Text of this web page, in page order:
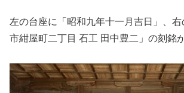
左の台座に「昭和九年十一月吉日」、
市紺屋町二丁目 石工 田中豊二」の刻銘